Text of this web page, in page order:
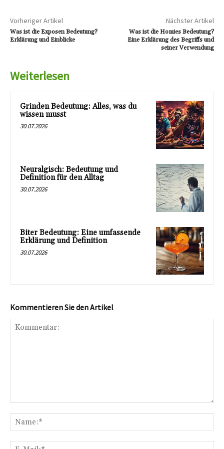
Vorheriger Artikel
Was ist die Exposen Bedeutung?
Erklärung und Einblicke
Nächster Artikel
Was ist die Homies Bedeutung?
Eine Erklärung des Begriffs und
seiner Verwendung
Weiterlesen
Grinden Bedeutung: Alles, was du
wissen musst
30.07.2026
Neuralgisch: Bedeutung und
Definition für den Alltag
30.07.2026
Biter Bedeutung: Eine umfassende
Erklärung und Definition
30.07.2026
Kommentieren Sie den Artikel